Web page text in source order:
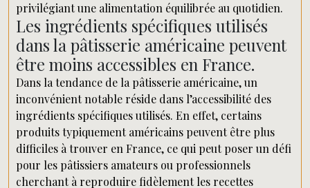
privilégiant une alimentation équilibrée au quotidien.
Les ingrédients spécifiques utilisés
dans la pâtisserie américaine peuvent
être moins accessibles en France.
Dans la tendance de la pâtisserie américaine, un
inconvénient notable réside dans l’accessibilité des
ingrédients spécifiques utilisés. En effet, certains
produits typiquement américains peuvent être plus
difficiles à trouver en France, ce qui peut poser un défi
pour les pâtissiers amateurs ou professionnels
cherchant à reproduire fidèlement les recettes